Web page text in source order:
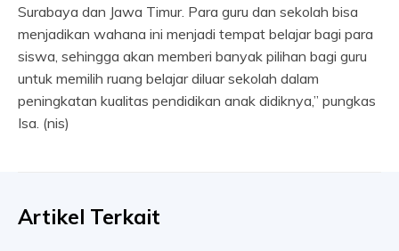
Surabaya dan Jawa Timur. Para guru dan sekolah bisa
menjadikan wahana ini menjadi tempat belajar bagi para
siswa, sehingga akan memberi banyak pilihan bagi guru
untuk memilih ruang belajar diluar sekolah dalam
peningkatan kualitas pendidikan anak didiknya,” pungkas
Isa. (nis)
Artikel Terkait